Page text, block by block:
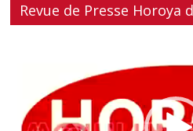
Revue de Presse Horoya